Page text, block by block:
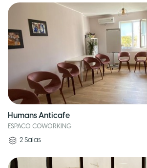
Humans Anticafe
ESPACO COWORKING
2 Salas